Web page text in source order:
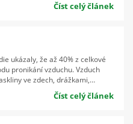
Číst celý článek
ukázaly, že až 40% z celkové
pronikání vzduchu. Vzduch
ve zdech, drážkami,…
Číst celý článek